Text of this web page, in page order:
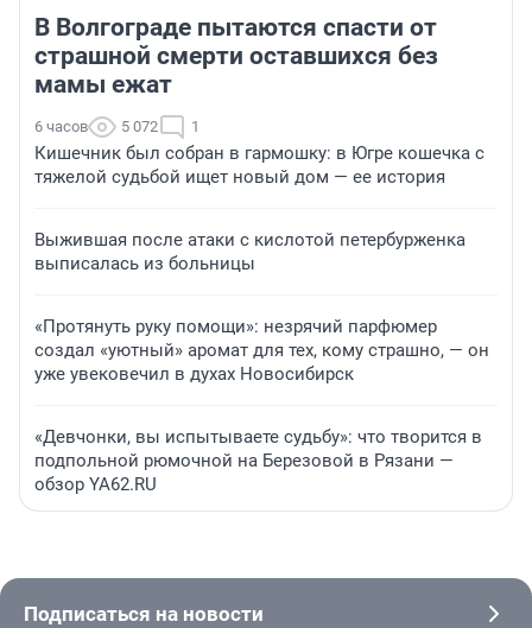
В Волгограде пытаются спасти от
страшной смерти оставшихся без
мамы ежат
6 часов 5 072 1
Кишечник был собран в гармошку: в Югре кошечка с
тяжелой судьбой ищет новый дом — ее история
Выжившая после атаки с кислотой петербурженка
выписалась из больницы
«Протянуть руку помощи»: незрячий парфюмер
создал «уютный» аромат для тех, кому страшно, — он
уже увековечил в духах Новосибирск
«Девчонки, вы испытываете судьбу»: что творится в
подпольной рюмочной на Березовой в Рязани —
обзор YA62.RU
Подписаться на новости